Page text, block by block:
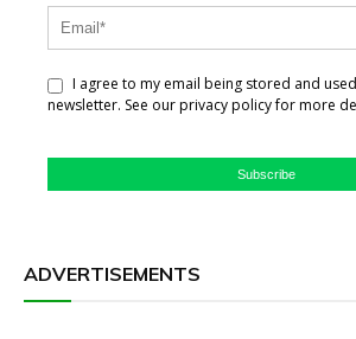
I agree to my email being stored and
newsletter. See our privacy policy for more
Subscribe
ADVERTISEMENTS